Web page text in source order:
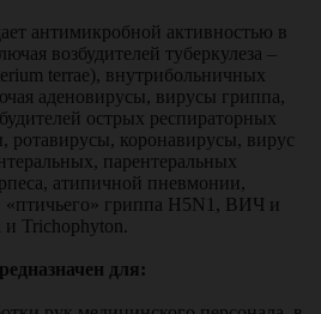
антимикробной активностью в
возбудителей туберкулеза –
terrae), внутрибольничных
аденовирусы, вирусы гриппа,
острых респираторных
ротавирусы, коронавирусы, вирус
парентеральных
атипичной пневмонии,
«птичьего» гриппа H5N1, ВИЧ и
и Trichophyton.
для: